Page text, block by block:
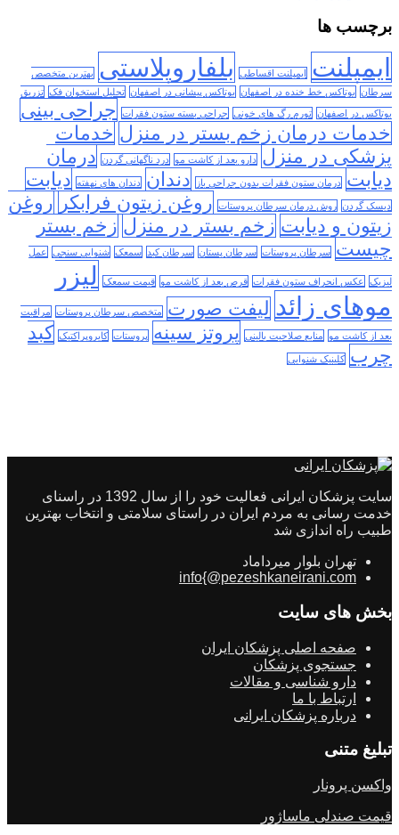
برچسب ها
ایمپلنت ایمپلنت اقساطی بلفاروپلاستی
بهترین متخصص
سرطان بوتاکس خط خنده در اصفهان بوتاکس پیشانی در اصفهان تحلیل استخوان فک تزریق
بوتاکس در اصفهان تورم رگ های خونی جراحی بسته ستون فقرات
جراحی بینی
خدمات درمان زخم بستر در منزل خدمات
پزشکی در منزل دارو بعد از کاشت مو درد ناگهانی گردن درمان
دیابت درمان ستون فقرات بدون جراحی باز دندان دندان های نهفته دیابت
دیسک گردن روش درمان سرطان پروستات روغن زیتون فرابکر روغن
زیتون و دیابت زخم بستر در منزل زخم بستر
چیست سرطان پروستات سرطان پستان سرطان کبد سمعک شنوایی سنجی عمل
لیزیک عکس انحراف ستون فقرات قرص بعد از کاشت مو قیمت سمعک
لیزر
موهای زائد لیفت صورت متخصص سرطان پروستات مراقبت
بعد از کاشت مو منابع صلاحیت بالینی پروتز سینه پروستات کایروپراکتیک کبد
چرب کلینیک شنوایی
سایت پزشکان ایرانی فعالیت خود را از سال 1392 در راسنای
خدمت رسانی به مردم ایران در راستای سلامتی و انتخاب بهترین
طبیب راه اندازی شد
تهران بلوار میرداماد
info{@pezeshkaneirani.com
بخش های سایت
صفحه اصلی پزشکان ایران
جستجوی پزشکان
دارو شناسی و مقالات
ارتباط با ما
درباره پزشکان ایرانی
تبلیغ متنی
واکسن پرونار
قیمت صندلی ماساژور